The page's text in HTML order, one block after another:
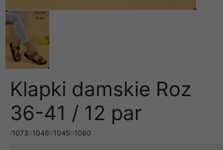
Klapki damskie Roz
36-41 / 12 par
:1073::1046::1045::1080